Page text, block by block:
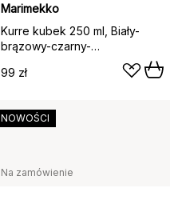
Marimekko
Kurre kubek 250 ml, Biały-
brązowy-czarny-
99 zł
Na zamówienie
NOWOŚCI